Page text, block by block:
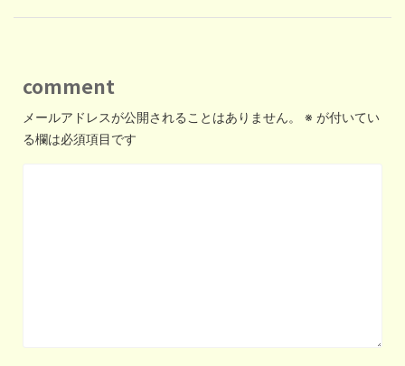
comment
メールアドレスが公開されることはありません。 ※ が付いてい
る欄は必須項目です